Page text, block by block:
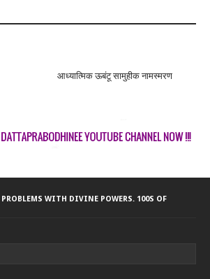
आध्यात्मिक ऊबंटू सामुहीक नामस्मरण
PROBLEMS WITH DIVINE POWERS. 100S OF